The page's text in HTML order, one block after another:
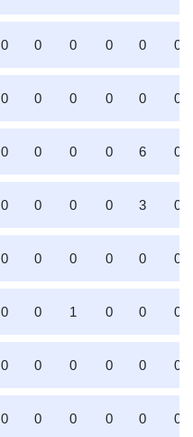
0 0 0 0 0 0
0 0 0 0 0 0
0 0 0 0 6 0
0 0 0 0 3 0
0 0 0 0 0 0
0 0 1 0 0 0
0 0 0 0 0 0
0 0 0 0 0 0